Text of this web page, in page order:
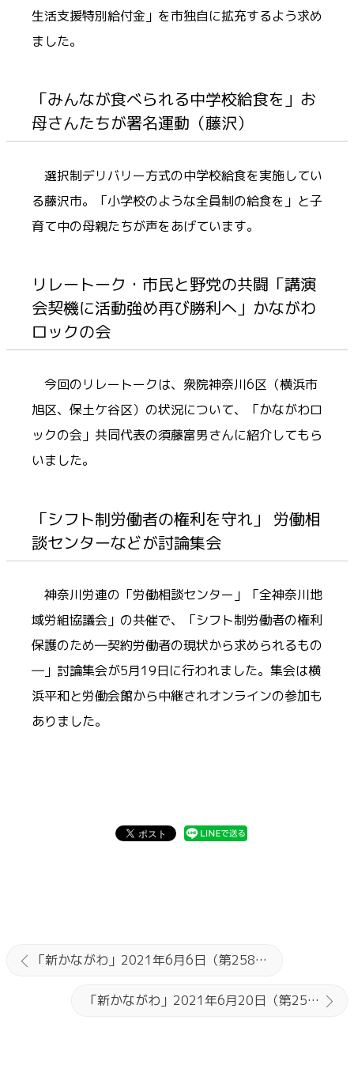
生活支援特別給付金」を市独自に拡充するよう求め
ました。
「みんなが食べられる中学校給食を」お
母さんたちが署名運動（藤沢）
選択制デリバリー方式の中学校給食を実施してい
る藤沢市。「小学校のような全員制の給食を」と子
育て中の母親たちが声をあげています。
リレートーク・市民と野党の共闘「講演
会契機に活動強め再び勝利へ」かながわ
ロックの会
今回のリレートークは、衆院神奈川6区（横浜市
旭区、保土ケ谷区）の状況について、「かながわロ
ックの会」共同代表の須藤富男さんに紹介してもら
いました。
「シフト制労働者の権利を守れ」 労働相
談センターなどが討論集会
神奈川労連の「労働相談センター」「全神奈川地
域労組協議会」の共催で、「シフト制労働者の権利
保護のため―契約労働者の現状から求められるもの
―」討論集会が5月19日に行われました。集会は横
浜平和と労働会館から中継されオンラインの参加も
ありました。
「新かながわ」2021年6月6日（第2589）号
「新かながわ」2021年6月20日（第2591）号